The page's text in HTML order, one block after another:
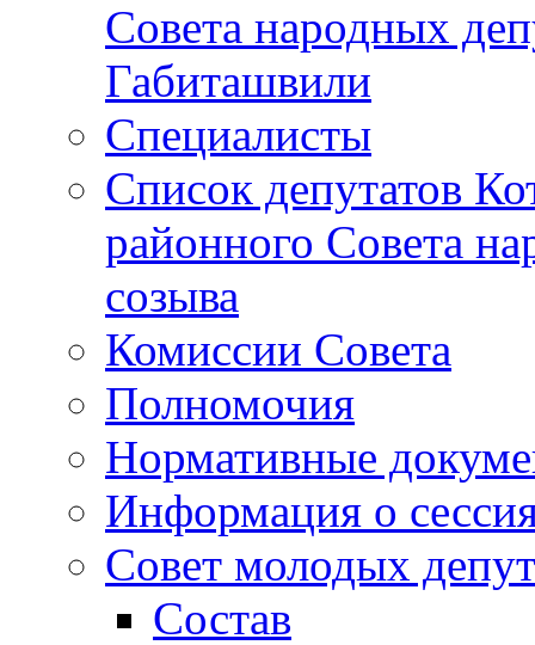
Совета народных
Габиташвили
Специалисты
Список депутатов
районного Совета
созыва
Комиссии Совета
Полномочия
Нормативные
Информация о
Совет молодых
Состав